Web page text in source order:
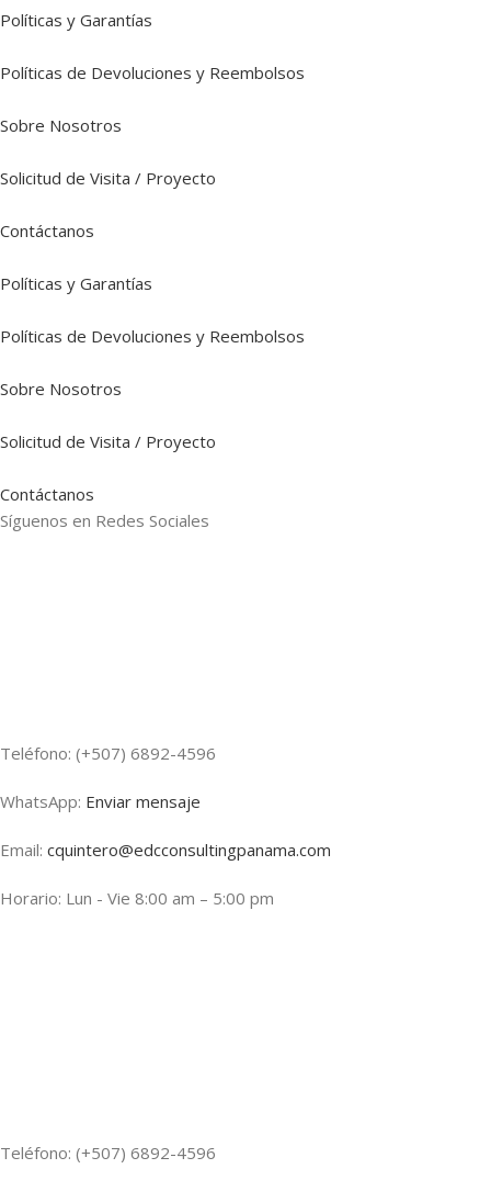
Políticas y Garantías
Políticas de Devoluciones y Reembolsos
Sobre Nosotros
Solicitud de Visita / Proyecto
Contáctanos
Políticas y Garantías
Políticas de Devoluciones y Reembolsos
Sobre Nosotros
Solicitud de Visita / Proyecto
Contáctanos
Síguenos en Redes Sociales
Teléfono: (+507) 6892-4596
WhatsApp: Enviar mensaje
Email: cquintero@edcconsultingpanama.com
Horario: Lun - Vie 8:00 am – 5:00 pm
Teléfono: (+507) 6892-4596